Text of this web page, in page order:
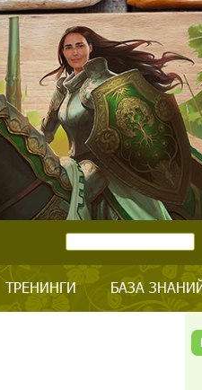
ТРЕНИНГИ БАЗА